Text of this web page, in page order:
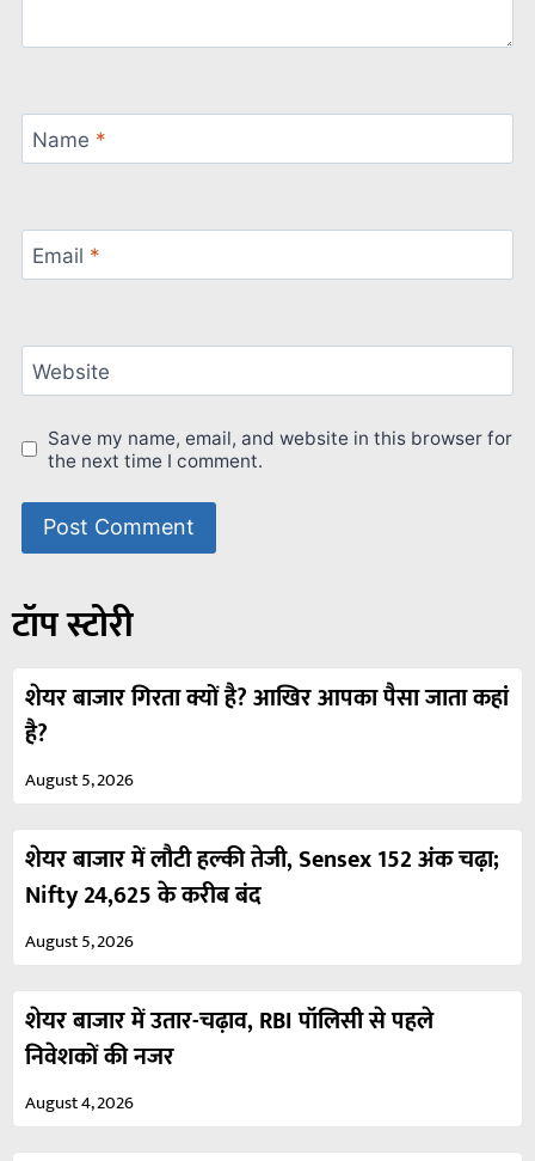
Name *
Email *
Website
Save my name, email, and website in this browser for
the next time I comment.
टॉप स्टोरी
शेयर बाजार गिरता क्यों है? आखिर आपका पैसा जाता कहां
है?
August 5, 2026
शेयर बाजार में लौटी हल्की तेजी, Sensex 152 अंक चढ़ा;
Nifty 24,625 के करीब बंद
August 5, 2026
शेयर बाजार में उतार-चढ़ाव, RBI पॉलिसी से पहले
निवेशकों की नजर
August 4, 2026